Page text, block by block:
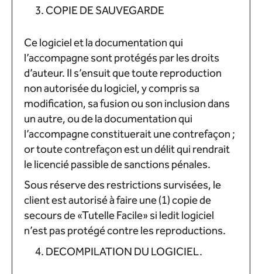
COPIE DE SAUVEGARDE
Ce logiciel et la documentation qui
l’accompagne sont protégés par les droits
d’auteur. Il s’ensuit que toute reproduction
non autorisée du logiciel, y compris sa
modification, sa fusion ou son inclusion dans
un autre, ou de la documentation qui
l’accompagne constituerait une contrefaçon ;
or toute contrefaçon est un délit qui rendrait
le licencié passible de sanctions pénales.
Sous réserve des restrictions survisées, le
client est autorisé à faire une (1) copie de
secours de «Tutelle Facile» si ledit logiciel
n’est pas protégé contre les reproductions.
DECOMPILATION DU LOGICIEL.